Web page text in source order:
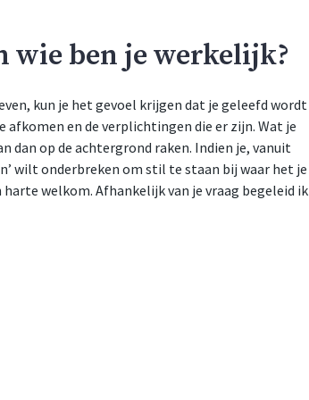
wie ben je werkelijk?
kun je het gevoel krijgen dat je geleefd wordt
afkomen en de verplichtingen die er zijn. Wat je
dan op de achtergrond raken. Indien je, vanuit
wilt onderbreken om stil te staan bij waar het je
welkom. Afhankelijk van je vraag begeleid ik